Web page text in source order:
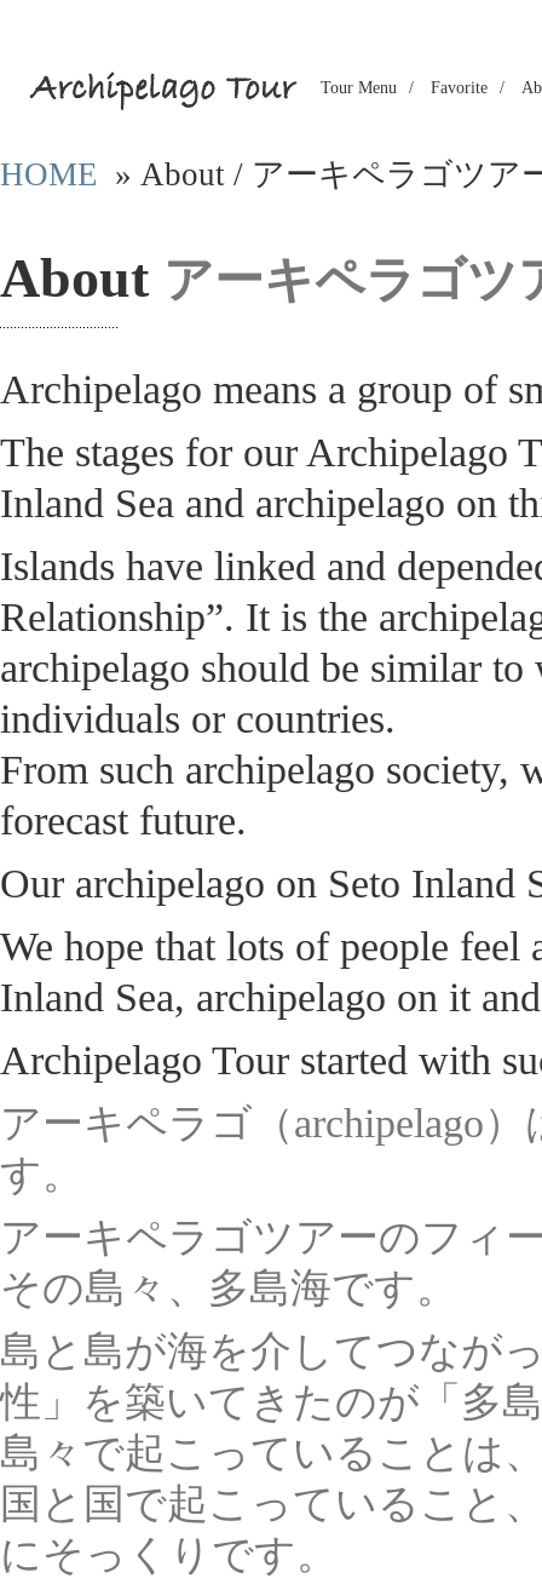
Tour Menu Favorite
HOME » About / アーキペラゴツア
About アーキペラゴツ
Archipelago means a group of
The stages for our Archipelago
Inland Sea and archipelago on
Islands have linked and
Relationship”. It is the
archipelago should be similar to
individuals or countries.
From such archipelago society,
forecast future.
Our archipelago on Seto Inland
We hope that lots of people feel
Inland Sea, archipelago on it
Archipelago Tour started with
アーキペラゴ（archipelago
す。
アーキペラゴツアーのフィ
その島々、多島海です。
島と島が海を介してつなが
性」を築いてきたのが「多
島々で起こっていることは
国と国で起こっていること
にそっくりです。